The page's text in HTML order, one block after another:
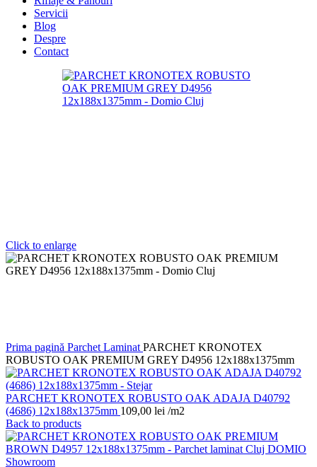
Servicii
Blog
Despre
Contact
Click to enlarge
Prima pagină Parchet Laminat PARCHET KRONOTEX
ROBUSTO OAK PREMIUM GREY D4956 12x188x1375mm
PARCHET KRONOTEX ROBUSTO OAK ADAJA D40792
(4686) 12x188x1375mm 109,00 lei /m2
Back to products